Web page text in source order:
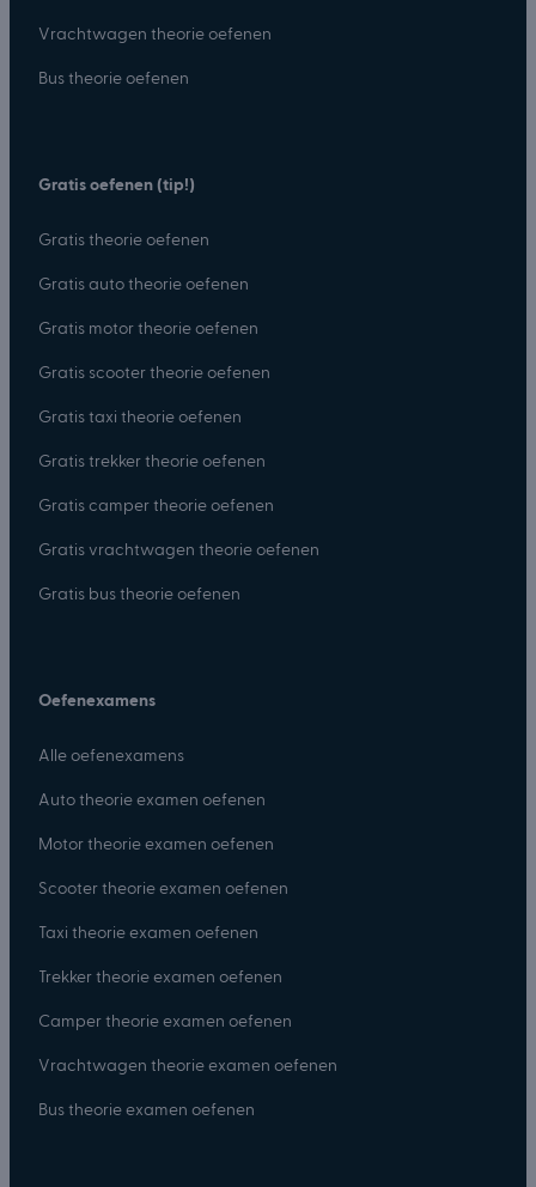
Vrachtwagen theorie oefenen
Bus theorie oefenen
Gratis oefenen (tip!)
Gratis theorie oefenen
Gratis auto theorie oefenen
Gratis motor theorie oefenen
Gratis scooter theorie oefenen
Gratis taxi theorie oefenen
Gratis trekker theorie oefenen
Gratis camper theorie oefenen
Gratis vrachtwagen theorie oefenen
Gratis bus theorie oefenen
Oefenexamens
Alle oefenexamens
Auto theorie examen oefenen
Motor theorie examen oefenen
Scooter theorie examen oefenen
Taxi theorie examen oefenen
Trekker theorie examen oefenen
Camper theorie examen oefenen
Vrachtwagen theorie examen oefenen
Bus theorie examen oefenen